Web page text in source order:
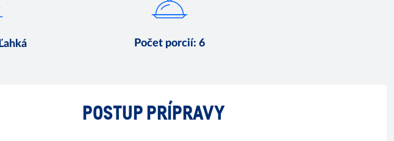
Ľahká Počet porcií: 6
POSTUP PRÍPRAVY